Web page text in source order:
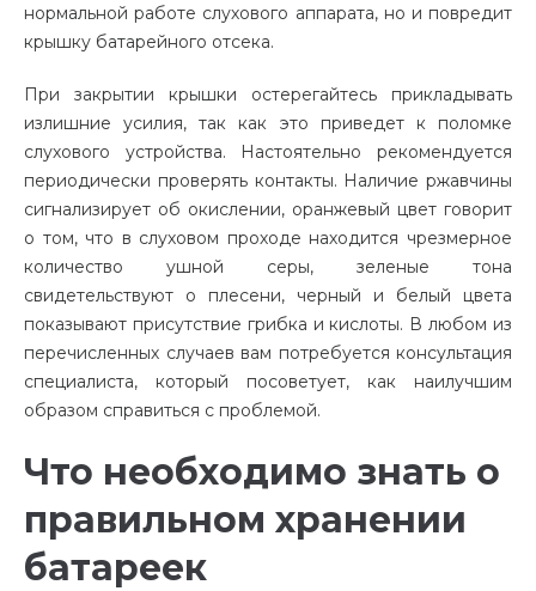
нормальной работе слухового аппарата, но и повредит
крышку батарейного отсека.
При закрытии крышки остерегайтесь прикладывать
излишние усилия, так как это приведет к поломке
слухового устройства. Настоятельно рекомендуется
периодически проверять контакты. Наличие ржавчины
сигнализирует об окислении, оранжевый цвет говорит
о том, что в слуховом проходе находится чрезмерное
количество ушной серы, зеленые тона
свидетельствуют о плесени, черный и белый цвета
показывают присутствие грибка и кислоты. В любом из
перечисленных случаев вам потребуется консультация
специалиста, который посоветует, как наилучшим
образом справиться с проблемой.
Что необходимо знать о
правильном хранении
батареек